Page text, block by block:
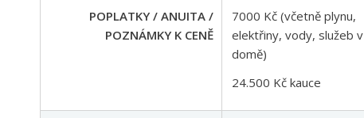
24.500 Kč
POZNÁMKY K CENĚ
7000 Kč (včetně plynu,
elektřiny, vody, služeb v